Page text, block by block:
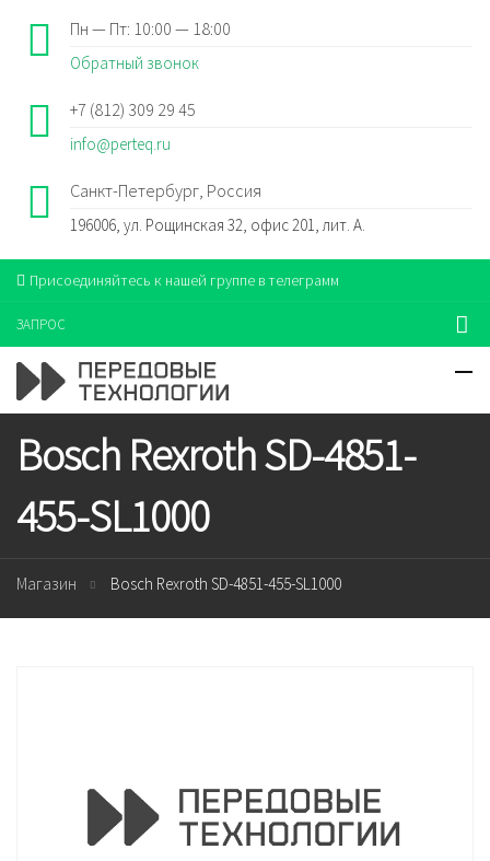
Пн — Пт: 10:00 — 18:00
Обратный звонок
+7 (812) 309 29 45
info@perteq.ru
Санкт-Петербург, Россия
196006, ул. Рощинская 32, офис 201, лит. А.
Присоединяйтесь к нашей группе в телеграмм
ЗАПРОС
Bosch Rexroth SD-4851-
455-SL1000
Магазин Bosch Rexroth SD-4851-455-SL1000